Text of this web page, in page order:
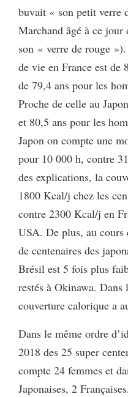
buvait « son petit verre
Marchand âgé à ce jour
son « verre de rouge
de vie en France est de
de 79,4 ans pour les
Proche de celle au
et 80,5 ans pour les
Japon on compte une
pour 10 000 h, contre
des explications, la
1800 Kcal/j chez les
contre 2300 Kcal/j en
USA. De plus, au cours
de centenaires des
Brésil est 5 fois plus
restés à Okinawa. Dans
couverture calorique a
Dans le même ordre
2018 des 25 super
compte 24 femmes et
Japonaises, 2